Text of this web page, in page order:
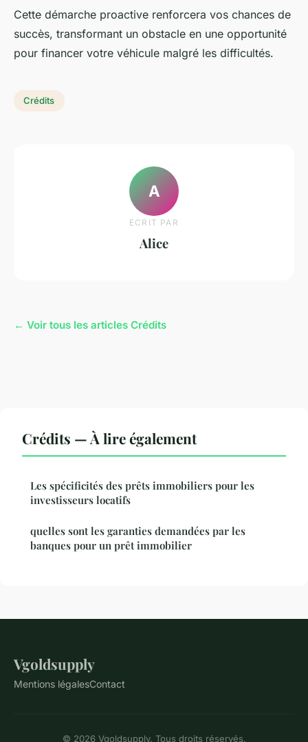
Cette démarche proactive renforcera vos chances de
succès, transformant un obstacle en une opportunité
pour financer votre véhicule malgré les difficultés.
Crédits
A
ECRIT PAR
Alice
← Voir tous les articles Crédits
Crédits — À lire également
Les spécificités des prêts immobiliers pour les
investisseurs locatifs
quelles sont les garanties demandées par les
banques pour un prêt immobilier
Vgoldsupply
Mentions légalesContact
© 2026 Vgoldsupply. Tous droits réservés.